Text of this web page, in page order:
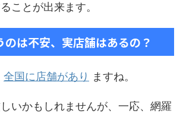
ことが出来ます。
のは不安、実店舗はあるの？
全国に店舗があり ますね。
いかもしれませんが、一応、網羅